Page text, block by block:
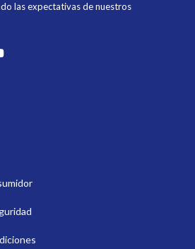
las expectativas de nuestros